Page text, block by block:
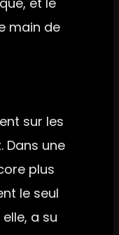
main de
sur les
Dans une
plus
le seul
elle, a su